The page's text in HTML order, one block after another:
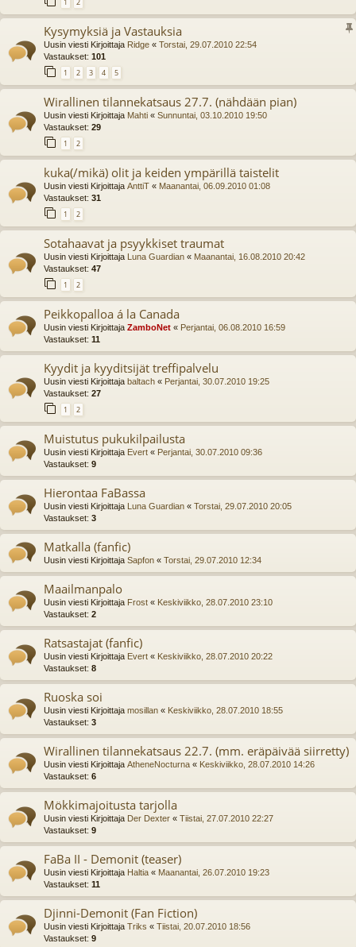
Kysymyksiä ja Vastauksia
Uusin viesti Kirjoittaja Ridge « Torstai, 29.07.2010 22:54
Vastaukset: 101
1 2 3 4 5
Wirallinen tilannekatsaus 27.7. (nähdään pian)
Uusin viesti Kirjoittaja Mahti « Sunnuntai, 03.10.2010 19:50
Vastaukset: 29
1 2
kuka(/mikä) olit ja keiden ympärillä taistelit
Uusin viesti Kirjoittaja AnttiT « Maanantai, 06.09.2010 01:08
Vastaukset: 31
1 2
Sotahaavat ja psyykkiset traumat
Uusin viesti Kirjoittaja Luna Guardian « Maanantai, 16.08.2010 20:42
Vastaukset: 47
1 2
Peikkopalloa á la Canada
Uusin viesti Kirjoittaja ZamboNet « Perjantai, 06.08.2010 16:59
Vastaukset: 11
Kyydit ja kyyditsijät treffipalvelu
Uusin viesti Kirjoittaja baltach « Perjantai, 30.07.2010 19:25
Vastaukset: 27
1 2
Muistutus pukukilpailusta
Uusin viesti Kirjoittaja Evert « Perjantai, 30.07.2010 09:36
Vastaukset: 9
Hierontaa FaBassa
Uusin viesti Kirjoittaja Luna Guardian « Torstai, 29.07.2010 20:05
Vastaukset: 3
Matkalla (fanfic)
Uusin viesti Kirjoittaja Sapfon « Torstai, 29.07.2010 12:34
Maailmanpalo
Uusin viesti Kirjoittaja Frost « Keskiviikko, 28.07.2010 23:10
Vastaukset: 2
Ratsastajat (fanfic)
Uusin viesti Kirjoittaja Evert « Keskiviikko, 28.07.2010 20:22
Vastaukset: 8
Ruoska soi
Uusin viesti Kirjoittaja mosillan « Keskiviikko, 28.07.2010 18:55
Vastaukset: 3
Wirallinen tilannekatsaus 22.7. (mm. eräpäivää siirretty)
Uusin viesti Kirjoittaja AtheneNocturna « Keskiviikko, 28.07.2010 14:26
Vastaukset: 6
Mökkimajoitusta tarjolla
Uusin viesti Kirjoittaja Der Dexter « Tiistai, 27.07.2010 22:27
Vastaukset: 9
FaBa II - Demonit (teaser)
Uusin viesti Kirjoittaja Haltia « Maanantai, 26.07.2010 19:23
Vastaukset: 11
Djinni-Demonit (Fan Fiction)
Uusin viesti Kirjoittaja Triks « Tiistai, 20.07.2010 18:56
Vastaukset: 9